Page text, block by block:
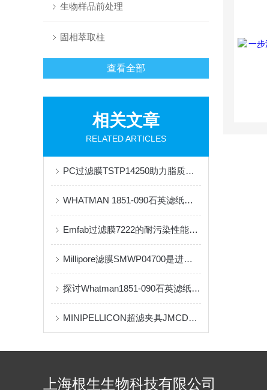
生物样品前处理
固相萃取柱
查看全部
相关文章
RELATED ARTICLES
PC过滤膜TSTP14250助力脂质体挤出，提升实验效率
WHATMAN 1851-090石英滤纸的特性是其高温稳定性
Emfab过滤膜7222的耐污染性能与清洁策略
Millipore滤膜SMWP04700是进行流体过滤和纯化的关键工具
探讨Whatman1851-090石英滤纸的特点、用途以及优点
MINIPELLICON超滤夹具JMCDSMPCON的主要部件和优点概述
上海根生生物科技有限公司